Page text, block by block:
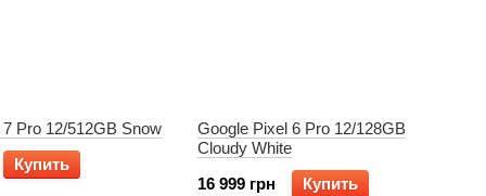
Pro 12/512GB Snow
Купить
Google Pixel 6 Pro 12/128GB
Cloudy White
16 999 грн
Купить